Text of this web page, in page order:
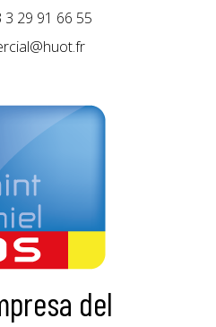
3 29 91 66 55
del